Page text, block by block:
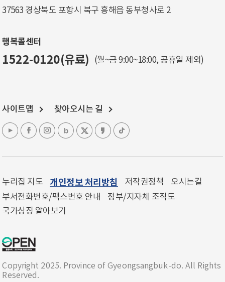
37563 경상북도 포항시 북구 흥해읍 동부청사로 2
행복콜센터
1522-0120(유료) (월~금 9:00~18:00, 공휴일 제외)
사이트맵 찾아오시는 길
누리집 지도 개인정보 처리방침 저작권정책
오시는길
부서전화번호/팩스번호 안내
정부/지자체 조직도
국가상징 알아보기
Copyright 2025. Province of Gyeongsangbuk-do. All Rights
Reserved.